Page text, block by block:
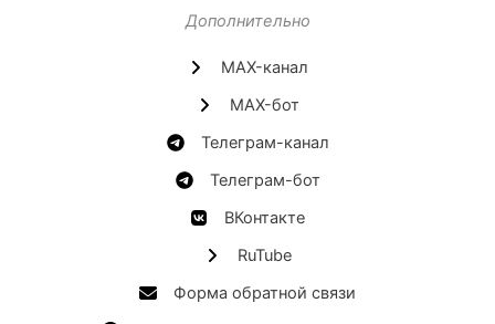
Дополнительно
MAX-канал
MAX-бот
Телеграм-канал
Телеграм-бот
ВКонтакте
RuTube
Форма обратной связи